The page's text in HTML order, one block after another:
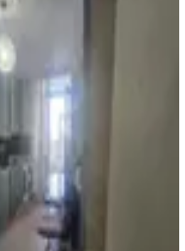
Mavi Bulvar'da 3+1
Satılık Temiz Daire
Mahallesi
m²· 4. Kat·25.07.2026
CANKURT